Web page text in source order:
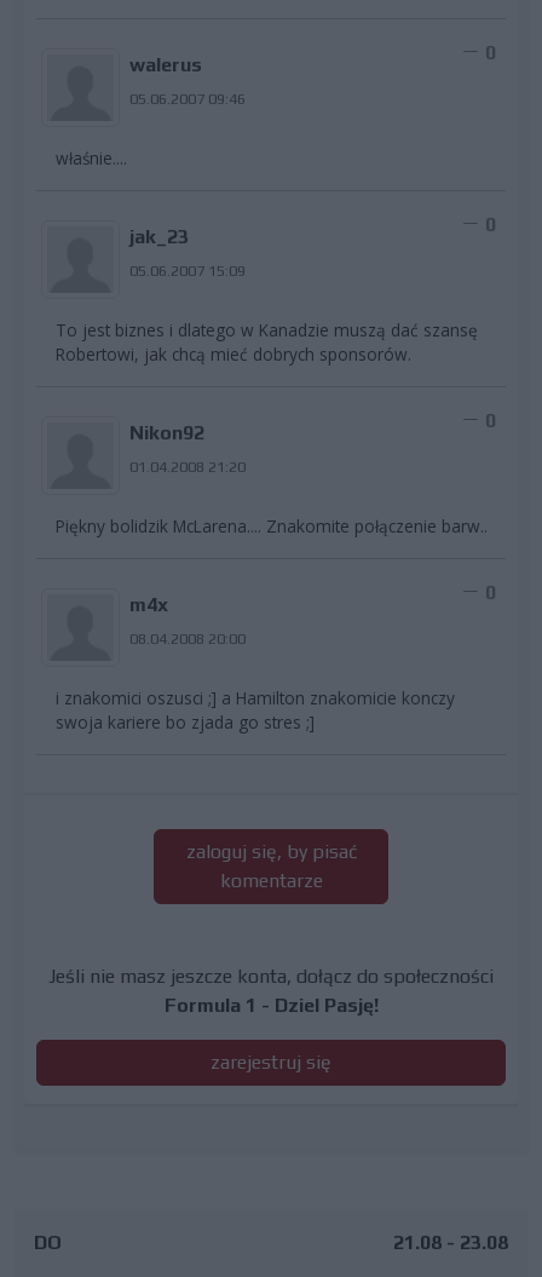
walerus
05.06.2007 09:46
0
właśnie....
jak_23
05.06.2007 15:09
0
To jest biznes i dlatego w Kanadzie muszą dać szansę
Robertowi, jak chcą mieć dobrych sponsorów.
Nikon92
01.04.2008 21:20
0
Piękny bolidzik McLarena.... Znakomite połączenie barw..
m4x
08.04.2008 20:00
0
i znakomici oszusci ;] a Hamilton znakomicie konczy
swoja kariere bo zjada go stres ;]
zaloguj się, by pisać
komentarze
Jeśli nie masz jeszcze konta, dołącz do społeczności
Formula 1 - Dziel Pasję!
zarejestruj się
DO 21.08 - 23.08